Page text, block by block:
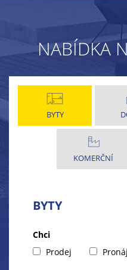
NABÍDKA
BYTY
KOMERČNÍ
BYTY
Chci
Prodej